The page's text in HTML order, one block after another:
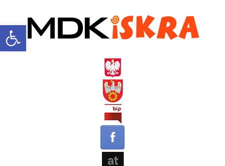
Open toolbar